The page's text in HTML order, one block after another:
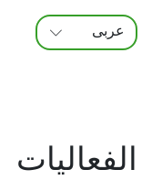
عربى
ENGLISH
FRANÇAIS
الفعاليات